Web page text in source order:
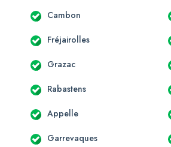
Cambon
Fréjairolles
Grazac
Rabastens
Appelle
Garrevaques